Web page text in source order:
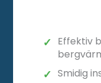
✓ Effektiv
✓ Smidig